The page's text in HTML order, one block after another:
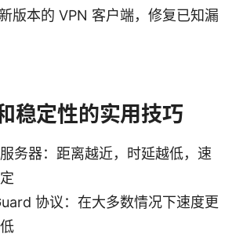
版本的 VPN 客户端，修复已知漏
稳定性的实用技巧
务器：距离越近，时延越低，速
协议：在大多数情况下速度更